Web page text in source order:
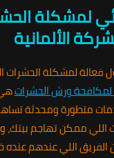
لمشكلة
الألمانية
فعالة لمشكلة الحشرات
لمكافحة ورش الحشراتهي
متطورة ومحدثة
اللي ممكن تهاجم بيتك،
الفريق اللي عندهم